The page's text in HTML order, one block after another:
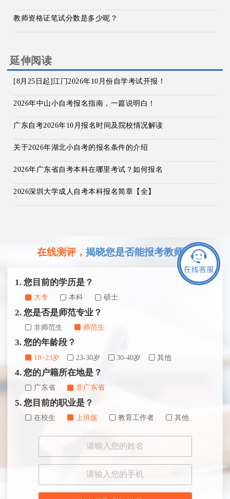
教师资格证笔试分数是多少呢？
延伸阅读
[8月25日起]江门2026年10月份自学考试开报！
2026年中山小自考报名指南，一篇说明白！
广东自考2026年10月报名时间及院校情况解读
关于2026年湖北小自考的报名条件的介绍
2026年广东省自考本科在哪里考试？如何报名
2026深圳大学成人自考本科报名简章【全】
在线测评， 揭晓您是否能报考教师证
1. 您目前的学历是？
大专 本科 硕士
2. 您是否是师范专业？
非师范生 师范生
3. 您的年龄段？
18~23岁 23-30岁 30-40岁 其他
4. 您的户籍所在地是？
广东省 非广东省
5. 您目前的职业是？
在校生 上班族 教育工作者 其他